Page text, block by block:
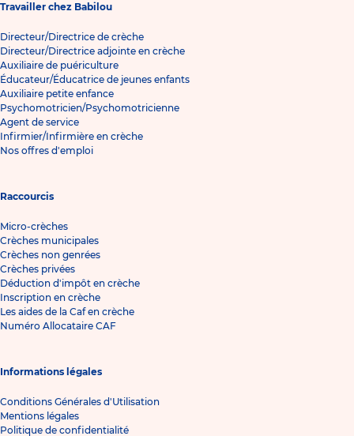
Travailler chez Babilou
Directeur/Directrice de crèche
Directeur/Directrice adjointe en crèche
Auxiliaire de puériculture
Éducateur/Éducatrice de jeunes enfants
Auxiliaire petite enfance
Psychomotricien/Psychomotricienne
Agent de service
Infirmier/Infirmière en crèche
Nos offres d'emploi
Raccourcis
Micro-crèches
Crèches municipales
Crèches non genrées
Crèches privées
Déduction d'impôt en crèche
Inscription en crèche
Les aides de la Caf en crèche
Numéro Allocataire CAF
Informations légales
Conditions Générales d'Utilisation
Mentions légales
Politique de confidentialité